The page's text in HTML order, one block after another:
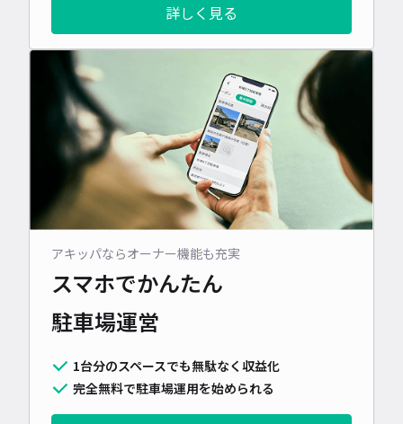
詳しく見る
アキッパならオーナー機能も充実
スマホでかんたん
駐車場運営
1台分のスペースでも無駄なく収益化
完全無料で駐車場運用を始められる